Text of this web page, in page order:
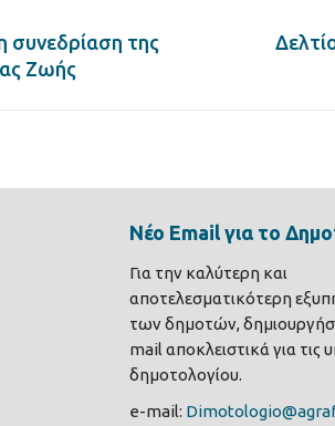
συνεδρίαση της
Ζωής
Next
Νέο Email για το
Για την καλύτερη και
αποτελεσματικότερη
των δημοτών,
mail αποκλειστικά για τις
δημοτολογίου.
e-mail: